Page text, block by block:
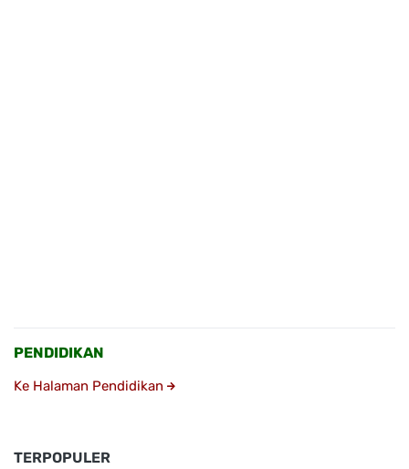
PENDIDIKAN
Ke Halaman Pendidikan
TERPOPULER